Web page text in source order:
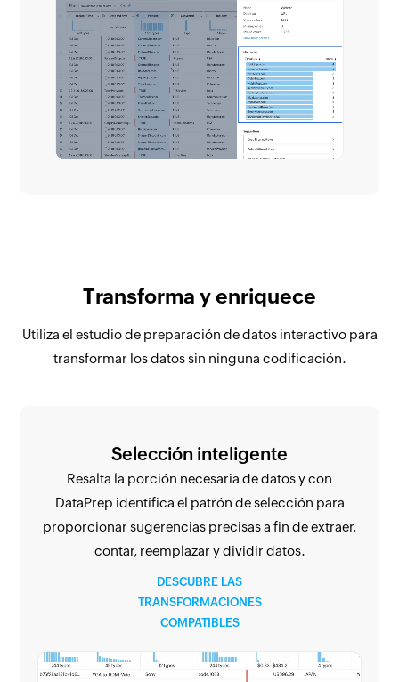
Transforma y enriquece
Utiliza el estudio de preparación de datos interactivo para
transformar los datos sin ninguna codificación.
Selección inteligente
Resalta la porción necesaria de datos y con
DataPrep identifica el patrón de selección para
proporcionar sugerencias precisas a fin de extraer,
contar, reemplazar y dividir datos.
DESCUBRE LAS
TRANSFORMACIONES
COMPATIBLES